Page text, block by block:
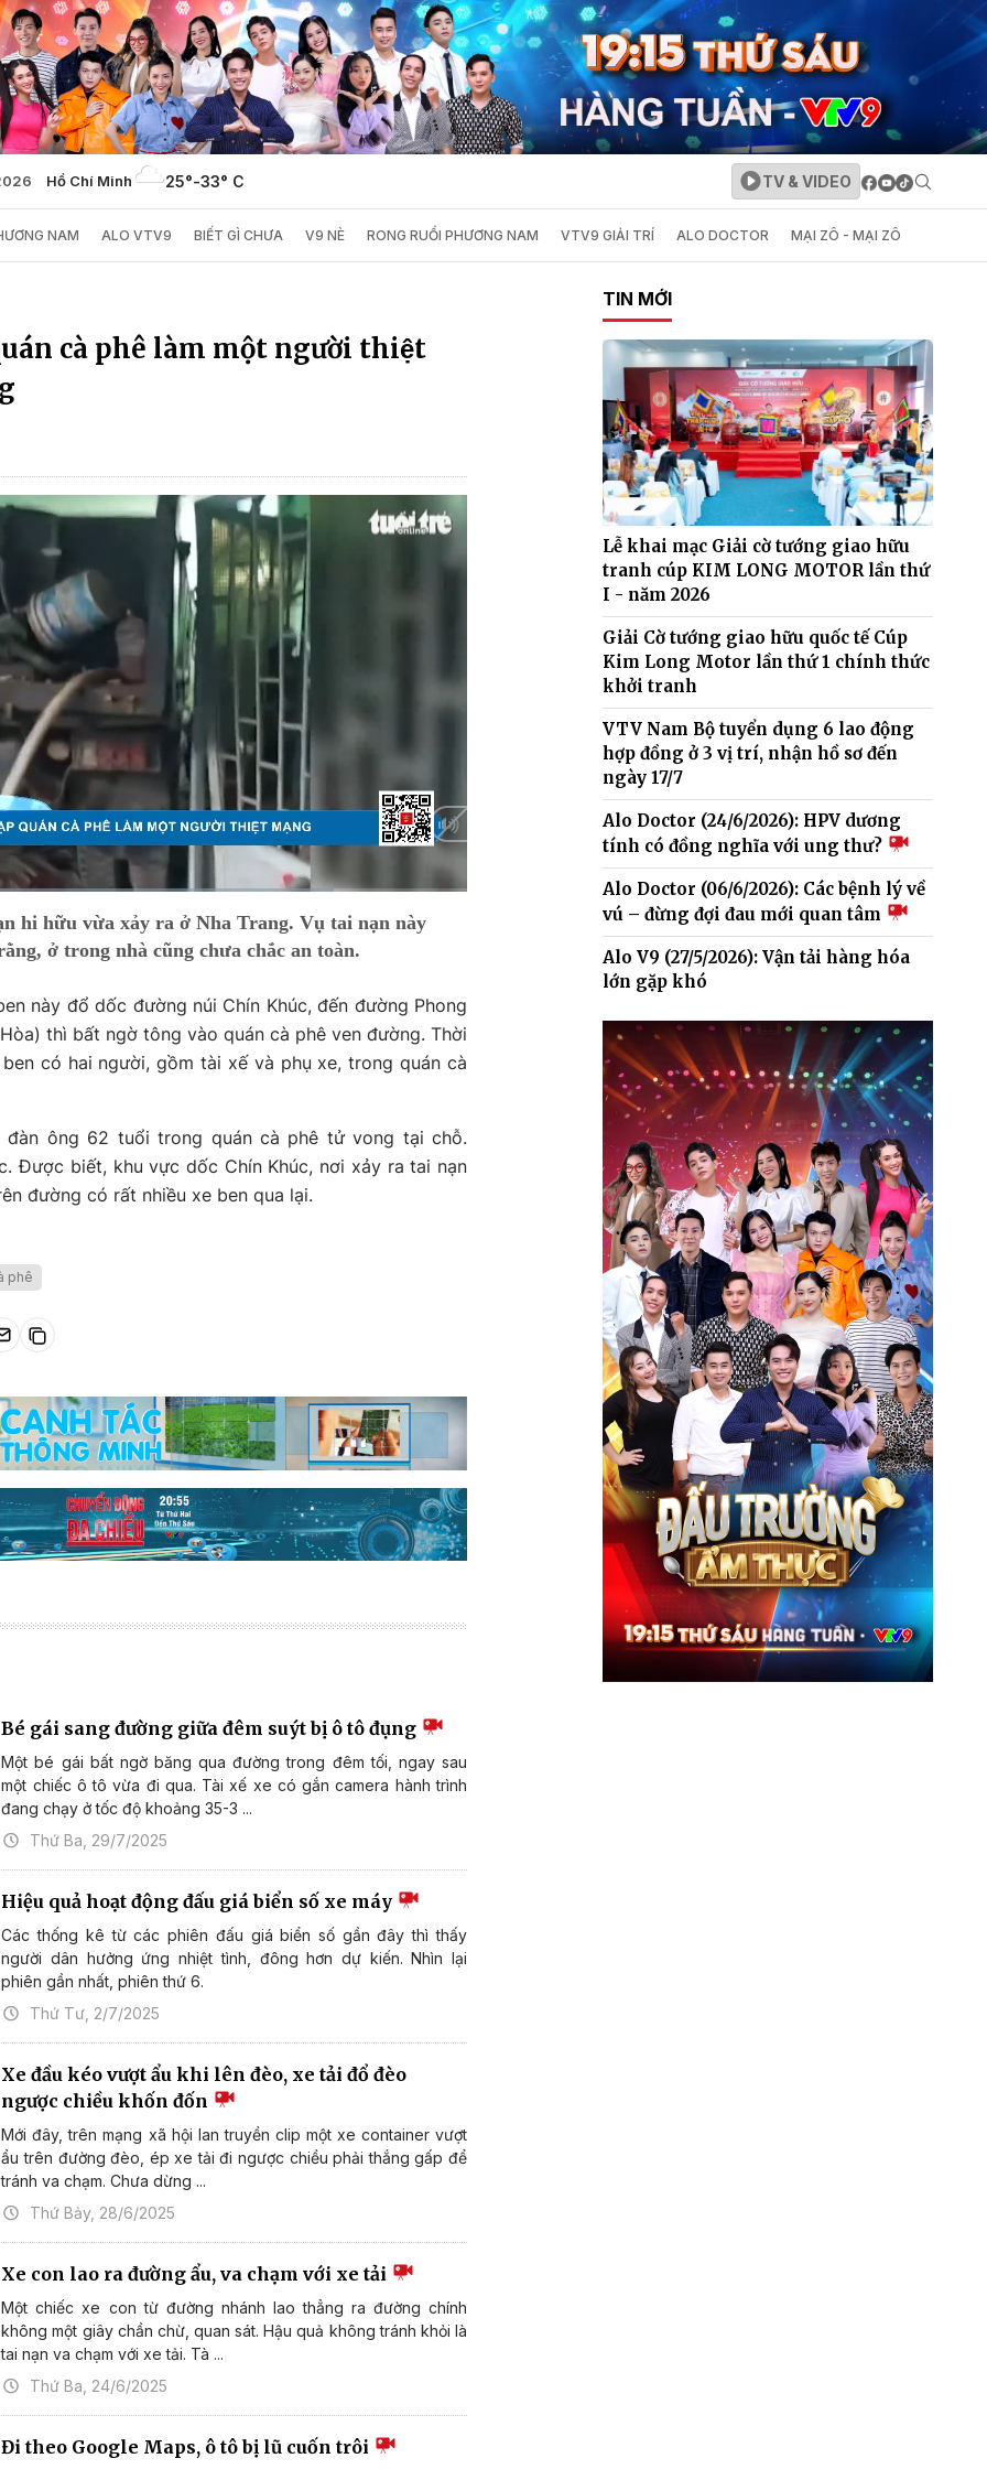
Hồ Chí Minh 25°-33° C TV & VIDEO
NAM ALO VTV9 BIẾT GÌ CHƯA V9 NÈ RONG RUỔI PHƯƠNG NAM VTV9 GIẢI TRÍ ALO DOCTOR MẠI ZÔ - MẠI ZÔ
cà phê làm một người thiệt
hi hữu vừa xảy ra ở Nha Trang. Vụ tai nạn này
ở trong nhà cũng chưa chắc an toàn.
này đổ dốc đường núi Chín Khúc, đến đường Phong
Hòa) thì bất ngờ tông vào quán cà phê ven đường. Thời
có hai người, gồm tài xế và phụ xe, trong quán cà
đàn ông 62 tuổi trong quán cà phê tử vong tại chỗ.
Được biết, khu vực dốc Chín Khúc, nơi xảy ra tai nạn
đường có rất nhiều xe ben qua lại.
phê
Bé gái sang đường giữa đêm suýt bị ô tô đụng
Một bé gái bất ngờ băng qua đường trong đêm tối, ngay sau
một chiếc ô tô vừa đi qua. Tài xế xe có gắn camera hành trình
đang chạy ở tốc độ khoảng 35-3 ...
Thứ Ba, 29/7/2025
Hiệu quả hoạt động đấu giá biển số xe máy
Các thống kê từ các phiên đấu giá biển số gần đây thì thấy
người dân hưởng ứng nhiệt tình, đông hơn dự kiến. Nhìn lại
phiên gần nhất, phiên thứ 6.
Thứ Tư, 2/7/2025
Xe đầu kéo vượt ẩu khi lên đèo, xe tải đổ đèo
ngược chiều khốn đốn
Mới đây, trên mạng xã hội lan truyền clip một xe container vượt
ẩu trên đường đèo, ép xe tải đi ngược chiều phải thắng gấp để
tránh va chạm. Chưa dừng ...
Thứ Bảy, 28/6/2025
Xe con lao ra đường ẩu, va chạm với xe tải
Một chiếc xe con từ đường nhánh lao thẳng ra đường chính
không một giây chần chừ, quan sát. Hậu quả không tránh khỏi là
tai nạn va chạm với xe tải. Tà ...
Thứ Ba, 24/6/2025
Đi theo Google Maps, ô tô bị lũ cuốn trôi
TIN MỚI
Lễ khai mạc Giải cờ tướng giao hữu
tranh cúp KIM LONG MOTOR lần thứ
I - năm 2026
Giải Cờ tướng giao hữu quốc tế Cúp
Kim Long Motor lần thứ 1 chính thức
khởi tranh
VTV Nam Bộ tuyển dụng 6 lao động
hợp đồng ở 3 vị trí, nhận hồ sơ đến
ngày 17/7
Alo Doctor (24/6/2026): HPV dương
tính có đồng nghĩa với ung thư?
Alo Doctor (06/6/2026): Các bệnh lý về
vú – đừng đợi đau mới quan tâm
Alo V9 (27/5/2026): Vận tải hàng hóa
lớn gặp khó